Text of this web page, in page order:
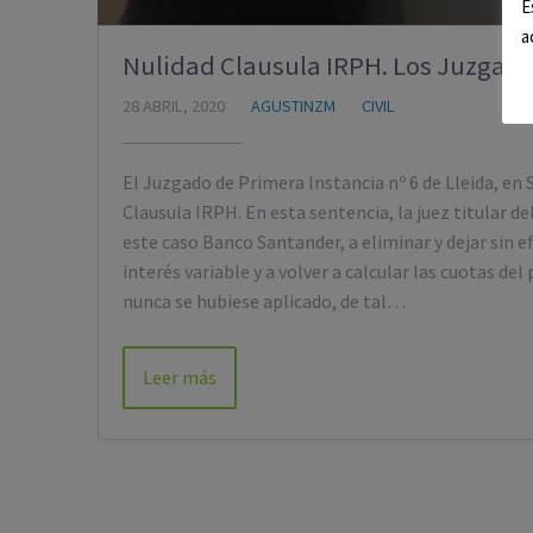
Nulidad Clausula IRPH. Los
28 ABRIL, 2020 AGUSTINZM CIVIL
El Juzgado de Primera Instancia nº 6 de Lleida,
Clausula IRPH. En esta sentencia, la juez titular
este caso Banco Santander, a eliminar y dejar
interés variable y a volver a calcular las cuotas
nunca se hubiese aplicado, de tal…
Leer más